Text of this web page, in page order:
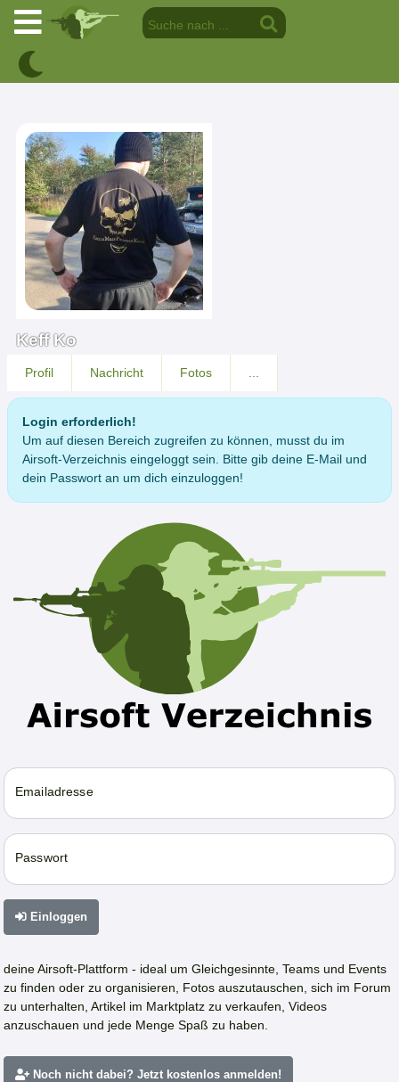
Keff Ko
Profil Nachricht Fotos
Login erforderlich!
Um auf diesen Bereich zugreifen zu können, musst du im
Airsoft-Verzeichnis eingeloggt sein. Bitte gib deine E-Mail und
dein Passwort an um dich einzuloggen!
Emailadresse
Passwort
Einloggen
deine Airsoft-Plattform - ideal um Gleichgesinnte, Teams und Events
zu finden oder zu organisieren, Fotos auszutauschen, sich im Forum
zu unterhalten, Artikel im Marktplatz zu verkaufen, Videos
anzuschauen und jede Menge Spaß zu haben.
Noch nicht dabei? Jetzt kostenlos anmelden!